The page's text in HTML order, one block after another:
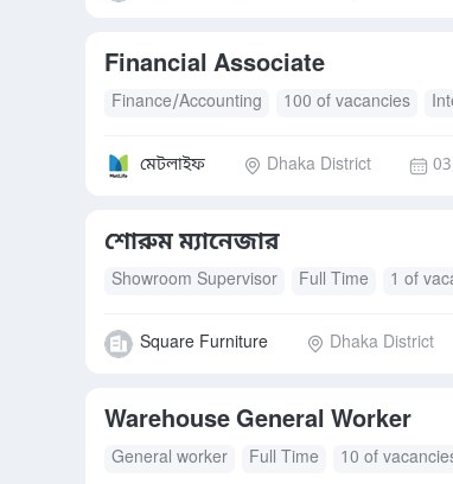
Financial Associate
Finance/Accounting 100 of vacancies
মেটলাইফ Dhaka District
শোরুম ম্যানেজার
Showroom Supervisor Full Time 1 of
Square Furniture Dhaka District
Warehouse General Worker
General worker Full Time 10 of